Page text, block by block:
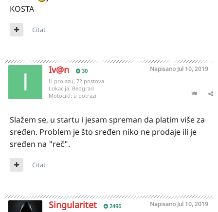
KOSTA
Citat
Iv@n 30 Napisano Jul 10, 2019
U prolazu, 72 postova
Lokacija: Beograd
Motocikl: u potrazi
Slažem se, u startu i jesam spreman da platim više za
sređen. Problem je što sređen niko ne prodaje ili je
sređen na "reč".
Citat
Singularitet 2496 Napisano Jul 10, 2019